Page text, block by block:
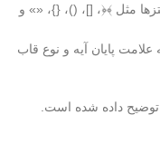
مثل ﴾﴿، []، ()، {}، «» و
پایان آیه و نوع قاب
داده شده است.